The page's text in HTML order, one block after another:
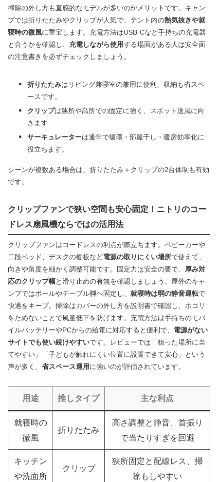
掃除の外し方も直感的なモデルが多いのがメリットです。キャン
プでは折りたたみやクリップが人気で、テント内の熱気抜きや就
寝時の微風に重宝します。充電方法はUSB-Cなど手持ちの充電器
と合うかを確認し、 充電しながら使用する場面がある人は安全面
の注意書きを必ずチェックしましょう。
折りたたみはリビング兼寝室の兼用に便利、収納も省スペ
ースです。
クリップは狭所や高所での固定に強く、スポット送風に向
きます.
サーキュレーターは通年で循環・部屋干し・暖房効率化に
役立ちます。
シーンが複数ある場合は、折りたたみ＋クリップの2台体制も有効
です。
クリップファンで狭い空間も安心固定！ニトリのコー
ドレス扇風機ならではの活用法
クリップファンはコードレスの利点が際立ちます。ベビーカーや
二段ベッド、デスクの棚板など電源の取りにくい場所で使えて、
向きや角度を細かく調整可能です。固定力は安全の要で、 厚み対
応のクリップ幅と滑り止めの有無を確認しましょう。屋外のキャ
ンプではポールやテーブル脚へ固定し、 就寝時は弱の静音運転で
快適をキープ。掃除はカバーの外し方を説明書で確認し、ホコリ
をためないことで風量低下を防げます。充電方法は手持ちのモバ
イルバッテリーやPCからの給電に対応すると便利で、 電源がない
サイトでも使い続けやすいです。レビューでは「狙った場所に当
てやすい」「子どもが触れにくい位置に設置できて安心」という
声が多く、 省スペース運用に強いのが評価されています。
用途 推しタイプ 主な利点
就寝時の
微風
折りたたみ
高さ調整と静音、首振り
で当たりすぎを回避
キッチン
や洗面所
クリップ
狭所固定と配線レス、掃
除もしやすい